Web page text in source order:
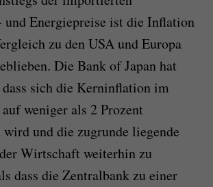
Energiepreise ist die Inflation
zu den USA und Europa
Die Bank of Japan hat
sich die Kerninflation im
weniger als 2 Prozent
wird und die zugrunde liegende
Wirtschaft weiterhin zu
dass die Zentralbank zu einer